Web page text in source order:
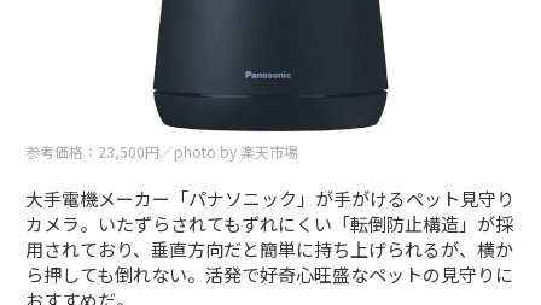
参考価格：23,500円／photo by 楽天市場
大手電機メーカー「パナソニック」が手がけるペット見守り
カメラ。いたずらされてもずれにくい「転倒防止構造」が採
用されており、垂直方向だと簡単に持ち上げられるが、横か
ら押しても倒れない。活発で好奇心旺盛なペットの見守りに
おすすめだ。